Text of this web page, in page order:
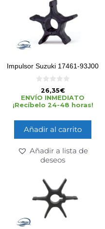
Impulsor Suzuki 17461-93J00
d
e
5
26,35€
ENVÍO INMEDIATO
¡Recíbelo 24-48 horas!
Añadir al carrito
Añadir a lista de
deseos